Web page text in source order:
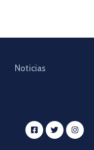
Noticias